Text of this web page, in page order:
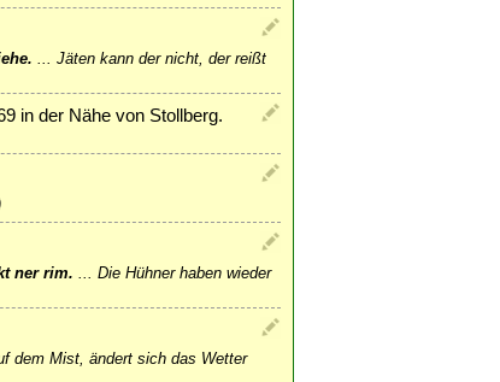
Jäten kann der nicht, der reißt
in der Nähe von Stollberg.
ner rim.
Die Hühner haben wieder
dem Mist, ändert sich das Wetter